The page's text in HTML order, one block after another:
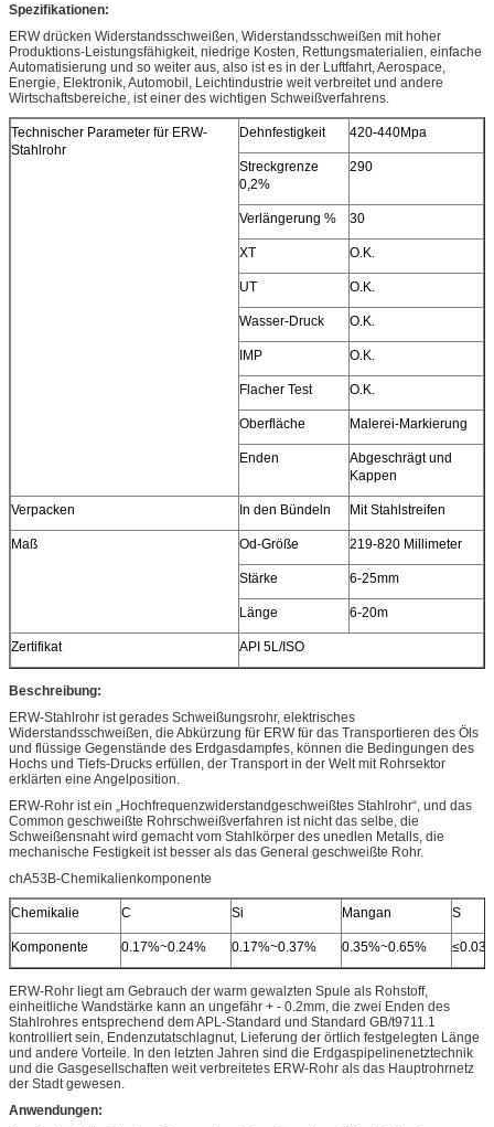
Spezifikationen:
ERW drücken Widerstandsschweißen, Widerstandsschweißen mit hoher
Produktions-Leistungsfähigkeit, niedrige Kosten, Rettungsmaterialien, einfache
Automatisierung und so weiter aus, also ist es in der Luftfahrt, Aerospace,
Energie, Elektronik, Automobil, Leichtindustrie weit verbreitet und andere
Wirtschaftsbereiche, ist einer des wichtigen Schweißverfahrens.
Technischer Parameter für ERW-
Stahlrohr
Dehnfestigkeit 420-440Mpa
Streckgrenze
0,2%
290
Verlängerung % 30
XT O.K.
UT O.K.
Wasser-Druck O.K.
IMP O.K.
Flacher Test O.K.
Oberfläche Malerei-Markierung
Enden
Abgeschrägt und
Kappen
Verpacken In den Bündeln Mit Stahlstreifen
Maß Od-Größe 219-820 Millimeter
Stärke 6-25mm
Länge 6-20m
Zertifikat API 5L/ISO
Beschreibung:
ERW-Stahlrohr ist gerades Schweißungsrohr, elektrisches
Widerstandsschweißen, die Abkürzung für ERW für das Transportieren des Öls
und flüssige Gegenstände des Erdgasdampfes, können die Bedingungen des
Hochs und Tiefs-Drucks erfüllen, der Transport in der Welt mit Rohrsektor
erklärten eine Angelposition.
ERW-Rohr ist ein „Hochfrequenzwiderstandgeschweißtes Stahlrohr“, und das
Common geschweißte Rohrschweißverfahren ist nicht das selbe, die
Schweißensnaht wird gemacht vom Stahlkörper des unedlen Metalls, die
mechanische Festigkeit ist besser als das General geschweißte Rohr.
chA53B-Chemikalienkomponente
Chemikalie C Si Mangan S
Komponente 0.17%~0.24% 0.17%~0.37% 0.35%~0.65%
ERW-Rohr liegt am Gebrauch der warm gewalzten Spule als Rohstoff,
einheitliche Wandstärke kann an ungefähr + - 0.2mm, die zwei Enden des
Stahlrohres entsprechend dem APL-Standard und Standard GB/t9711.1
kontrolliert sein, Endenzutatschlagnut, Lieferung der örtlich festgelegten Länge
und andere Vorteile. In den letzten Jahren sind die Erdgaspipelinenetztechnik
und die Gasgesellschaften weit verbreitetes ERW-Rohr als das Hauptrohrnetz
der Stadt gewesen.
Anwendungen: